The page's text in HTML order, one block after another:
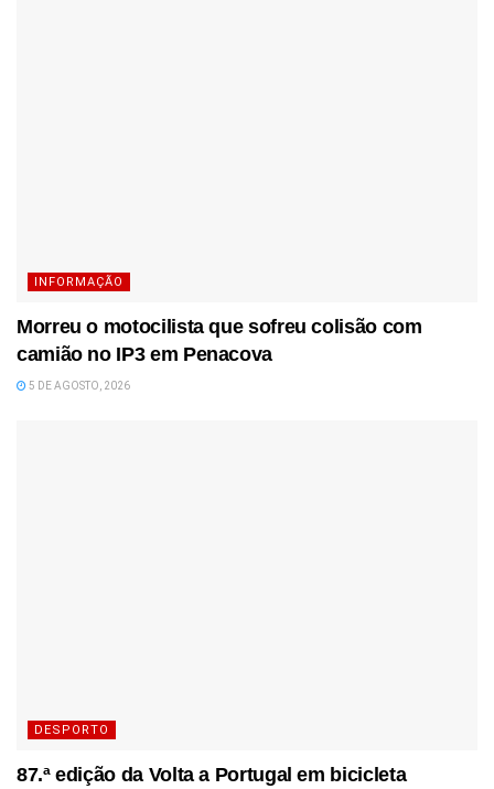
INFORMAÇÃO
Morreu o motocilista que sofreu colisão com
camião no IP3 em Penacova
5 DE AGOSTO, 2026
DESPORTO
87.ª edição da Volta a Portugal em bicicleta